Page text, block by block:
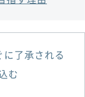
了承される
む